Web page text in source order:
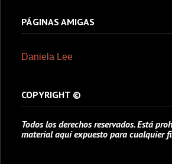
PÁGINAS AMIGAS
Daniela Lee
COPYRIGHT ©
Todos los derechos reservados. Está
material aquí expuesto para cualquier